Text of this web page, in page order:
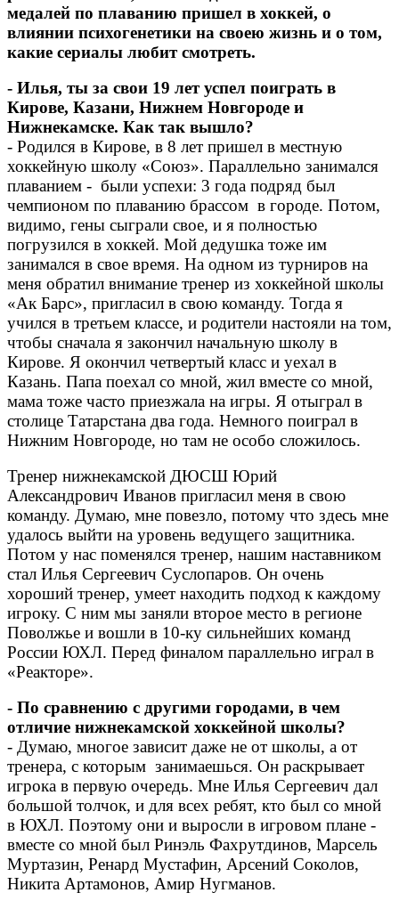
медалей по плаванию пришел в хоккей, о
влиянии психогенетики на своею жизнь и о том,
какие сериалы любит смотреть.
- Илья, ты за свои 19 лет успел поиграть в
Кирове, Казани, Нижнем Новгороде и
Нижнекамске. Как так вышло?
- Родился в Кирове, в 8 лет пришел в местную
хоккейную школу «Союз». Параллельно занимался
плаванием - были успехи: 3 года подряд был
чемпионом по плаванию брассом в городе. Потом,
видимо, гены сыграли свое, и я полностью
погрузился в хоккей. Мой дедушка тоже им
занимался в свое время. На одном из турниров на
меня обратил внимание тренер из хоккейной школы
«Ак Барс», пригласил в свою команду. Тогда я
учился в третьем классе, и родители настояли на том,
чтобы сначала я закончил начальную школу в
Кирове. Я окончил четвертый класс и уехал в
Казань. Папа поехал со мной, жил вместе со мной,
мама тоже часто приезжала на игры. Я отыграл в
столице Татарстана два года. Немного поиграл в
Нижним Новгороде, но там не особо сложилось.
Тренер нижнекамской ДЮСШ Юрий
Александрович Иванов пригласил меня в свою
команду. Думаю, мне повезло, потому что здесь мне
удалось выйти на уровень ведущего защитника.
Потом у нас поменялся тренер, нашим наставником
стал Илья Сергеевич Суслопаров. Он очень
хороший тренер, умеет находить подход к каждому
игроку. С ним мы заняли второе место в регионе
Поволжье и вошли в 10-ку сильнейших команд
России ЮХЛ. Перед финалом параллельно играл в
«Реакторе».
- По сравнению с другими городами, в чем
отличие нижнекамской хоккейной школы?
- Думаю, многое зависит даже не от школы, а от
тренера, с которым занимаешься. Он раскрывает
игрока в первую очередь. Мне Илья Сергеевич дал
большой толчок, и для всех ребят, кто был со мной
в ЮХЛ. Поэтому они и выросли в игровом плане -
вместе со мной был Ринэль Фахрутдинов, Марсель
Муртазин, Ренард Мустафин, Арсений Соколов,
Никита Артамонов, Амир Нугманов.